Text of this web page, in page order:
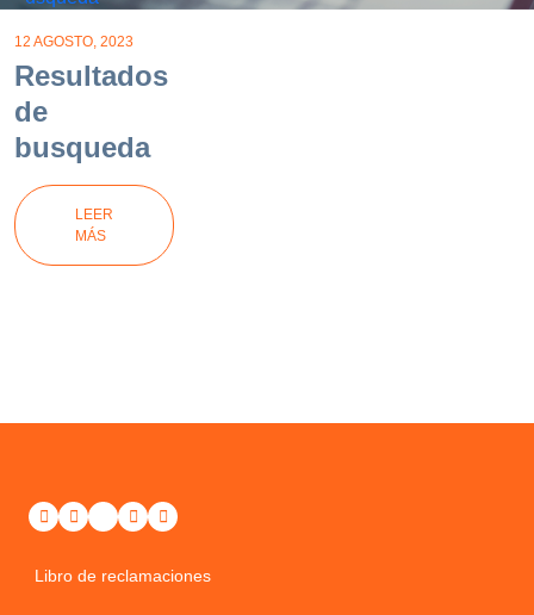
12 AGOSTO, 2023
Resultados
de
busqueda
LEER
MÁS
Libro de reclamaciones